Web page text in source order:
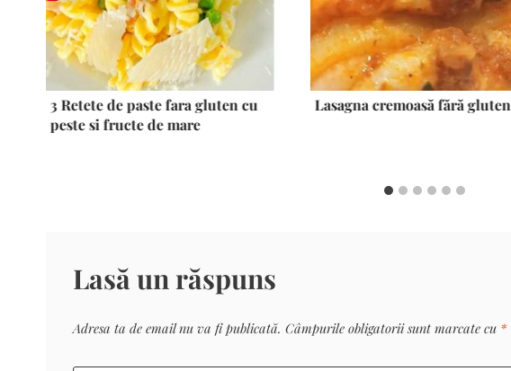
3 Retete de paste fara gluten cu
peste si fructe de mare
Lasagna cremoasă fără gluten
Lasă un răspuns
Adresa ta de email nu va fi publicată. Câmpurile obligatorii sunt marcate cu *